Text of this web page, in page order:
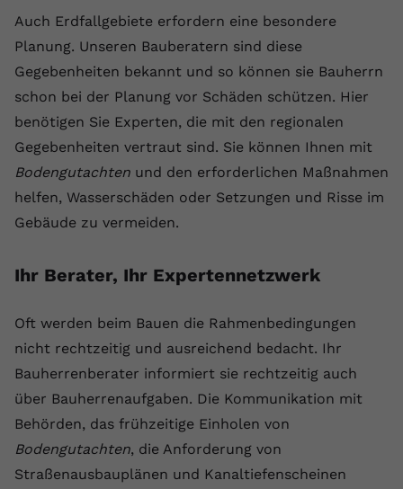
Auch Erdfallgebiete erfordern eine besondere
Planung. Unseren Bauberatern sind diese
Gegebenheiten bekannt und so können sie Bauherrn
schon bei der Planung vor Schäden schützen. Hier
benötigen Sie Experten, die mit den regionalen
Gegebenheiten vertraut sind. Sie können Ihnen mit
Bodengutachten und den erforderlichen Maßnahmen
helfen, Wasserschäden oder Setzungen und Risse im
Gebäude zu vermeiden.
Ihr Berater, Ihr Expertennetzwerk
Oft werden beim Bauen die Rahmenbedingungen
nicht rechtzeitig und ausreichend bedacht. Ihr
Bauherrenberater informiert sie rechtzeitig auch
über Bauherrenaufgaben. Die Kommunikation mit
Behörden, das frühzeitige Einholen von
Bodengutachten, die Anforderung von
Straßenausbauplänen und Kanaltiefenscheinen